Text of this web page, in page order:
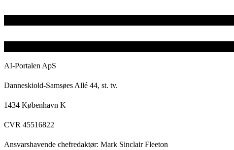
AI-Portalen ApS
Danneskiold-Samsøes Allé 44, st. tv.
1434 København K
CVR 45516822
Ansvarshavende chefredaktør: Mark Sinclair Fleeton